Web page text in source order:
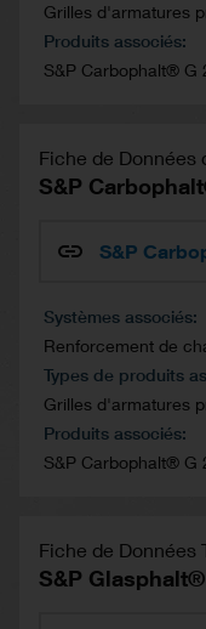
Grilles d'armatures
Produits associés
S&P Carbophalt® G
Fiche de Données
S&P
S&P
Systèmes associés
Renforcement de
Types de produits
Grilles d'armatures
Produits associés
S&P Carbophalt® G
Fiche de Données
S&P